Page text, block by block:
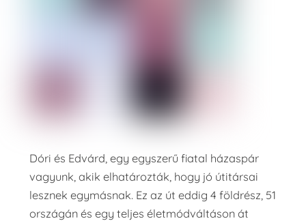
Dóri és Edvárd, egy egyszerű fiatal házaspár
vagyunk, akik elhatározták, hogy jó útitársai
lesznek egymásnak. Ez az út eddig 4 földrész, 51
országán és egy teljes életmódváltáson át